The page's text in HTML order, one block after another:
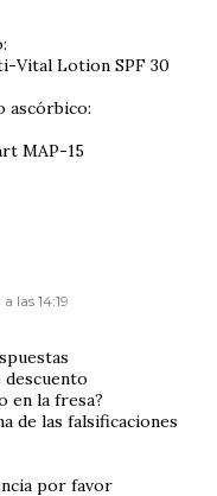
Vital Lotion SPF 30
ascórbico:
MAP-15
las 14:19
en la fresa?
de las falsificaciones
por favor